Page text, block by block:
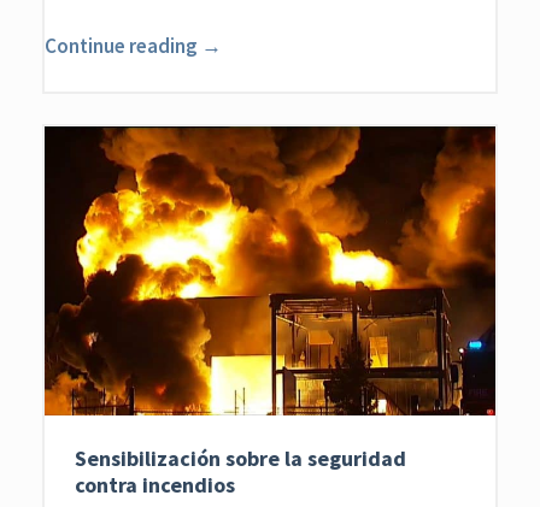
Continue reading →
Sensibilización sobre la seguridad
contra incendios